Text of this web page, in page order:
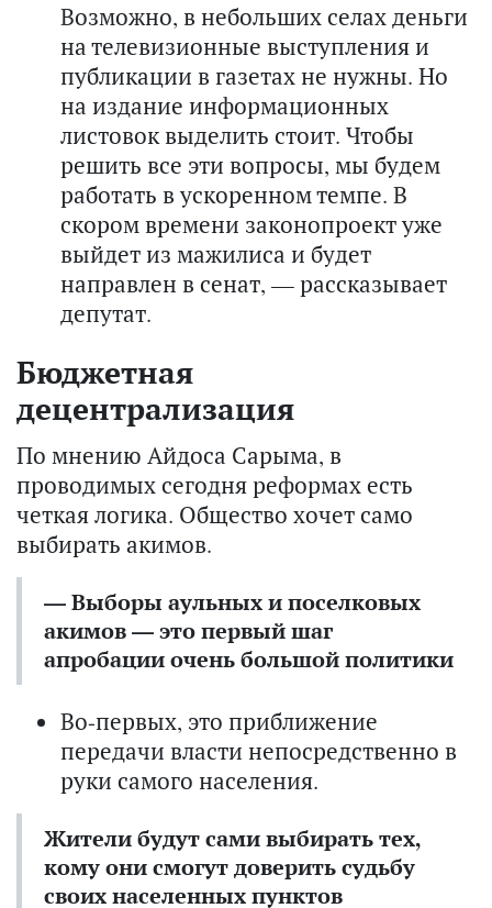
Возможно, в небольших селах деньги
на телевизионные выступления и
публикации в газетах не нужны. Но
на издание информационных
листовок выделить стоит. Чтобы
решить все эти вопросы, мы будем
работать в ускоренном темпе. В
скором времени законопроект уже
выйдет из мажилиса и будет
направлен в сенат, — рассказывает
депутат.
Бюджетная
децентрализация
По мнению Айдоса Сарыма, в
проводимых сегодня реформах есть
четкая логика. Общество хочет само
выбирать акимов.
— Выборы аульных и поселковых
акимов — это первый шаг
апробации очень большой политики
Во-первых, это приближение
передачи власти непосредственно в
руки самого населения.
Жители будут сами выбирать тех,
кому они смогут доверить судьбу
своих населенных пунктов